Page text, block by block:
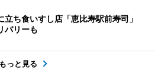
立ち食いすし店「恵比寿駅前寿司」
バリーも
もっと見る